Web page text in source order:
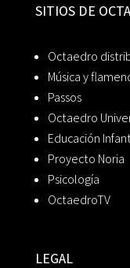
SITIOS DE
Octaedro
Música y
Passos
Octaedro
Educación
Proyecto Noria
Psicología
OctaedroTV
LEGAL